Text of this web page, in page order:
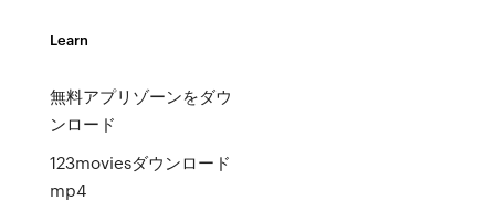
Learn
無料アプリゾーンをダウ
ンロード
123moviesダウンロード
mp4